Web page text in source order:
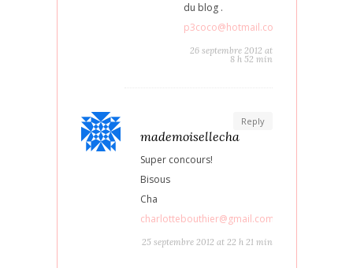
du blog .
p3coco@hotmail.com
26 septembre 2012 at
8 h 52 min
Reply
mademoisellecha
Super concours!
Bisous
Cha
charlottebouthier@gmail.com
25 septembre 2012 at 22 h 21 min